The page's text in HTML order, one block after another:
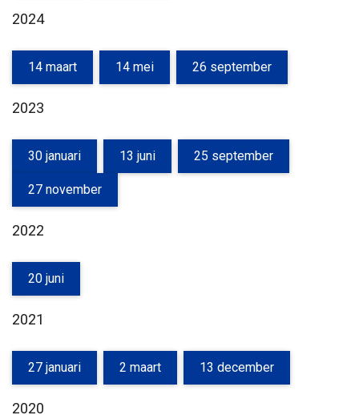
2024
14 maart 14 mei 26 september
2023
30 januari 13 juni 25 september
27 november
2022
20 juni
2021
27 januari 2 maart 13 december
2020